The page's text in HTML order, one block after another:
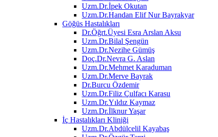
Uzm.Dr.İpek Okutan
Uzm.Dr.Handan Elif Nur Bayrakyar
Göğüs Hastalıkları
Dr.Öğrt.Üyesi Esra Arslan Aksu
Uzm.Dr.Bilal Şengün
Uzm.Dr.Nezihe Gümüş
Doç.Dr.Nevra G. Aslan
Uzm.Dr.Mehmet Karaduman
Uzm.Dr.Merve Bayrak
Dr.Burcu Özdemir
Uzm.Dr.Filiz Çulfacı Karasu
Uzm.Dr.Yıldız Kaymaz
Uzm.Dr.İlknur Yaşar
İç Hastalıkları Kliniği
Uzm.Dr.Abdülcelil Kayabaş